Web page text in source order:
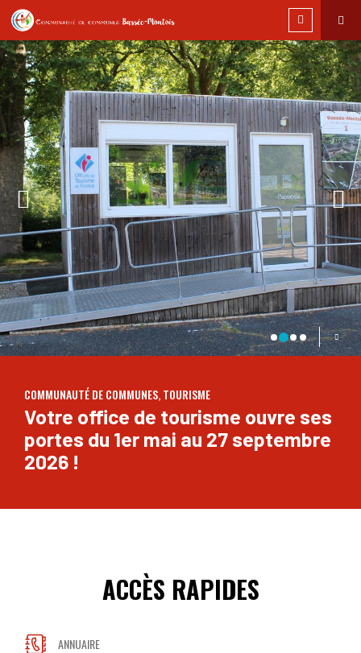
DÉCOUVERTE DES ASSOCIATIONS
Venez découvrir les associations
du territoire le samedi 5
septembre 2026 !
COMMUNAUTÉ DE COMMUNES, TOURISME
Votre office de tourisme ouvre ses
portes du 1er mai au 27 septembre
2026 !
TOURISME
Découvrez les richesses du
territoire Bassée-Montois !
URBANISME, PLUI-H
Retrouvez l'ensemble des
éléments constitutifs du Plan
Local d'Urbanisme
ACCÈS RAPIDES
ANNUAIRE